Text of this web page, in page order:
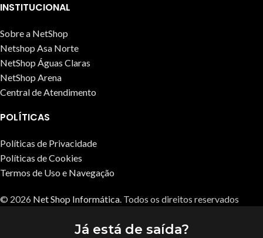
INSTITUCIONAL
Sobre a NetShop
Netshop Asa Norte
NetShop Águas Claras
NetShop Arena
Central de Atendimento
POLÍTICAS
Políticas de Privacidade
Políticas de Cookies
Termos de Uso e Navegação
© 2026 Net Shop Informática. Todos os direitos reservados
Já está de saída?